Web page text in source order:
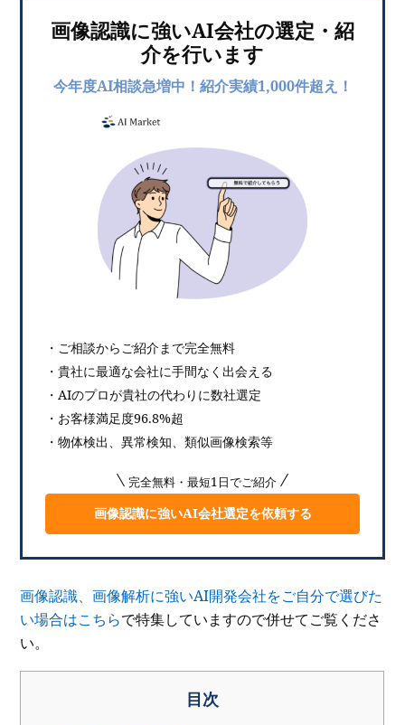
画像認識に強いAI会社の選定・紹
介を行います
今年度AI相談急増中！紹介実績1,000件超え！
・ご相談からご紹介まで完全無料
・貴社に最適な会社に手間なく出会える
・AIのプロが貴社の代わりに数社選定
・お客様満足度96.8%超
・物体検出、異常検知、類似画像検索等
完全無料・最短1日でご紹介
画像認識に強いAI会社選定を依頼する
画像認識、画像解析に強いAI開発会社をご自分で選びた
い場合はこちらで特集していますので併せてご覧くださ
い。
目次